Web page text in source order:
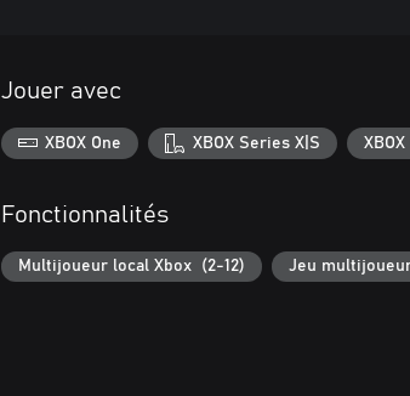
Jouer avec
XBOX One XBOX Series X|S
Fonctionnalités
Multijoueur local Xbox (2-12) Jeu